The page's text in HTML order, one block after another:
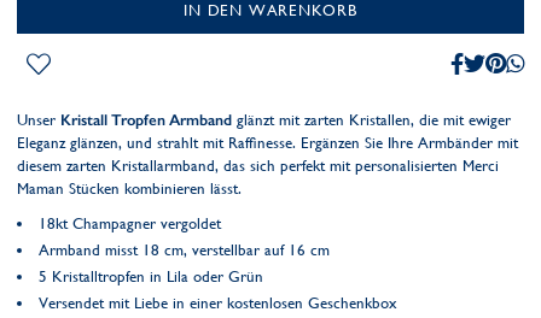
IN DEN WARENKORB
Unser Kristall Tropfen Armband glänzt mit zarten Kristallen, die mit ewiger
Eleganz glänzen, und strahlt mit Raffinesse. Ergänzen Sie Ihre Armbänder mit
diesem zarten Kristallarmband, das sich perfekt mit personalisierten Merci
Maman Stücken kombinieren lässt.
18kt Champagner vergoldet
Armband misst 18 cm, verstellbar auf 16 cm
5 Kristalltropfen in Lila oder Grün
Versendet mit Liebe in einer kostenlosen Geschenkbox